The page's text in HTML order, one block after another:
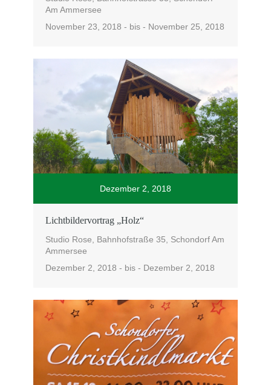
Am Ammersee
November 23, 2018 - bis - November 25, 2018
Dezember 2, 2018
Lichtbildervortrag „Holz“
Studio Rose, Bahnhofstraße 35, Schondorf Am
Ammersee
Dezember 2, 2018 - bis - Dezember 2, 2018